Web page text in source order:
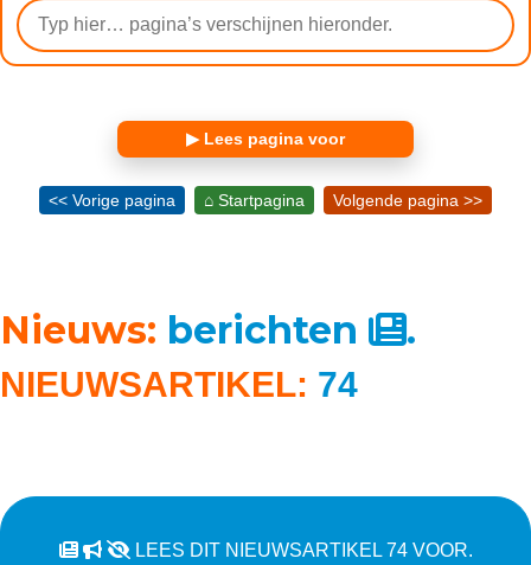
▶ Lees pagina voor
<< Vorige pagina ⌂ Startpagina Volgende pagina >>
Nieuws: berichten .
NIEUWSARTIKEL: 74
LEES DIT NIEUWSARTIKEL 74 VOOR.